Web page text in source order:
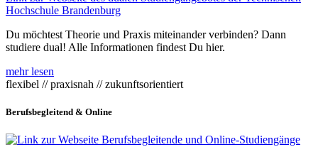
Du möchtest Theorie und Praxis miteinander verbinden? Dann
studiere dual! Alle Informationen findest Du hier.
mehr lesen
flexibel // praxisnah // zukunftsorientiert
Berufsbegleitend & Online